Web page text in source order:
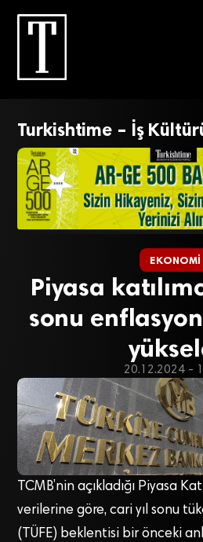
Turkishtime – İş
EKONOMI
Piyasa
sonu
20.12.2024 -
TCMB’nin açıkladığı Piyasa
verilerine göre, cari yıl sonu
(TÜFE) beklentisi bir önceki